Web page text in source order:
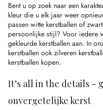
Bent u op zoek naar een
kleur die u elk jaar weer
passen witte kerstballen of
persoonlijke stijl? Voor iedere
gekleurde kerstballen aan. In
kerstballen ook zilveren
kerstballen kopen.
It’s all in the details -
onvergetelijke kerst